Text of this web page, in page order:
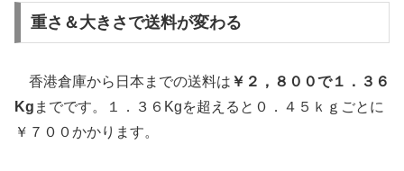
重さ＆大きさで送料が変わる
香港倉庫から日本までの送料は ￥２，８００で１．３６
Kg までです。１．３６Kgを超えると０．４５ｋｇごとに
￥７００かかります。